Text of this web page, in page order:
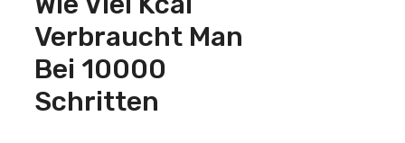
Verbraucht Man
Bei 10000
Schritten